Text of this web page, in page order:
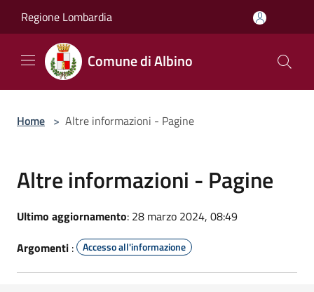
Regione Lombardia
Comune di Albino
Home > Altre informazioni - Pagine
Altre informazioni - Pagine
Ultimo aggiornamento: 28 marzo 2024, 08:49
Argomenti : Accesso all'informazione